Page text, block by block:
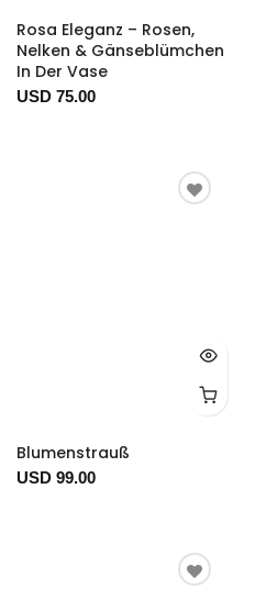
Rosa Eleganz – Rosen,
Nelken & Gänseblümchen
In Der Vase
USD 75.00
Blumenstrauß
USD 99.00